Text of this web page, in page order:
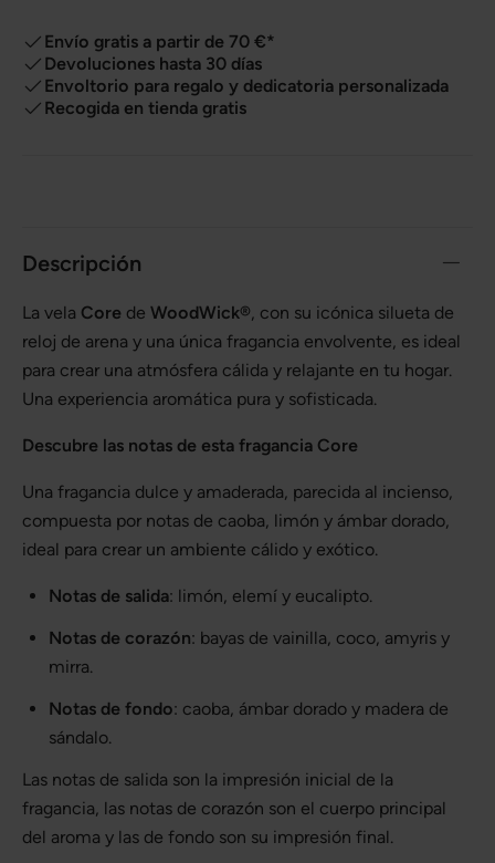
Envío gratis a partir de 70 €*
Devoluciones hasta 30 días
Envoltorio para regalo y dedicatoria personalizada
Recogida en tienda gratis
Descripción
La vela Core de WoodWick®, con su icónica silueta de
reloj de arena y una única fragancia envolvente, es ideal
para crear una atmósfera cálida y relajante en tu hogar.
Una experiencia aromática pura y sofisticada.
Descubre las notas de esta fragancia Core
Una fragancia dulce y amaderada, parecida al incienso,
compuesta por notas de caoba, limón y ámbar dorado,
ideal para crear un ambiente cálido y exótico.
Notas de salida: limón, elemí y eucalipto.
Notas de corazón: bayas de vainilla, coco, amyris y
mirra.
Notas de fondo: caoba, ámbar dorado y madera de
sándalo.
Las notas de salida son la impresión inicial de la
fragancia, las notas de corazón son el cuerpo principal
del aroma y las de fondo son su impresión final.